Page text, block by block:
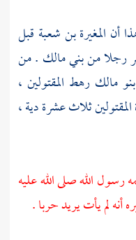
أن المغيرة بن شعبة قبل
رجلا منبني مالك . من
بنو مالك رهط المقتولين ،
المقتولين ثلاث عشرة دية ،
رسول الله صلى الله عليه
أنه لم يأت يريد حربا .